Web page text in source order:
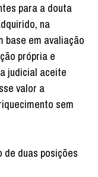
para a douta
na
base em avaliação
própria e
judicial aceite
valor a
sem
de duas posições